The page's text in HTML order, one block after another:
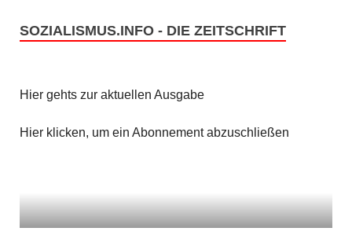
SOZIALISMUS.INFO - DIE ZEITSCHRIFT
Hier gehts zur aktuellen Ausgabe
Hier klicken, um ein Abonnement abzuschließen